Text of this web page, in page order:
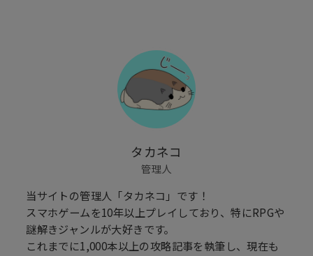
タカネコ
管理人
当サイトの管理人「タカネコ」です！
スマホゲームを10年以上プレイしており、特にRPGや
謎解きジャンルが大好きです。
これまでに1,000本以上の攻略記事を執筆し、現在も